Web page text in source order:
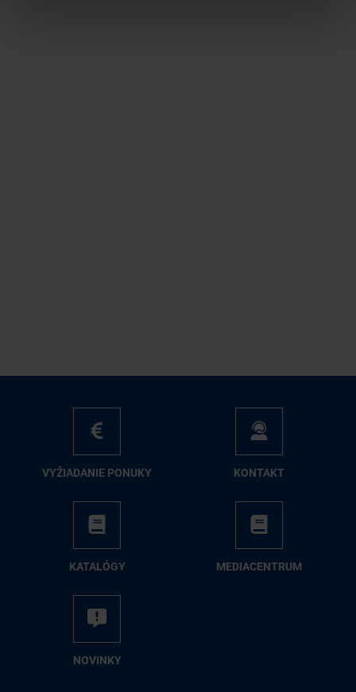
VY­ŽIA­DA­NIE PO­NU­KY KON­TAKT
KA­TA­LÓ­GY ME­DIA­CEN­TRUM
NO­VIN­KY